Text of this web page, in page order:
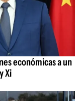
económicas a un
Xi